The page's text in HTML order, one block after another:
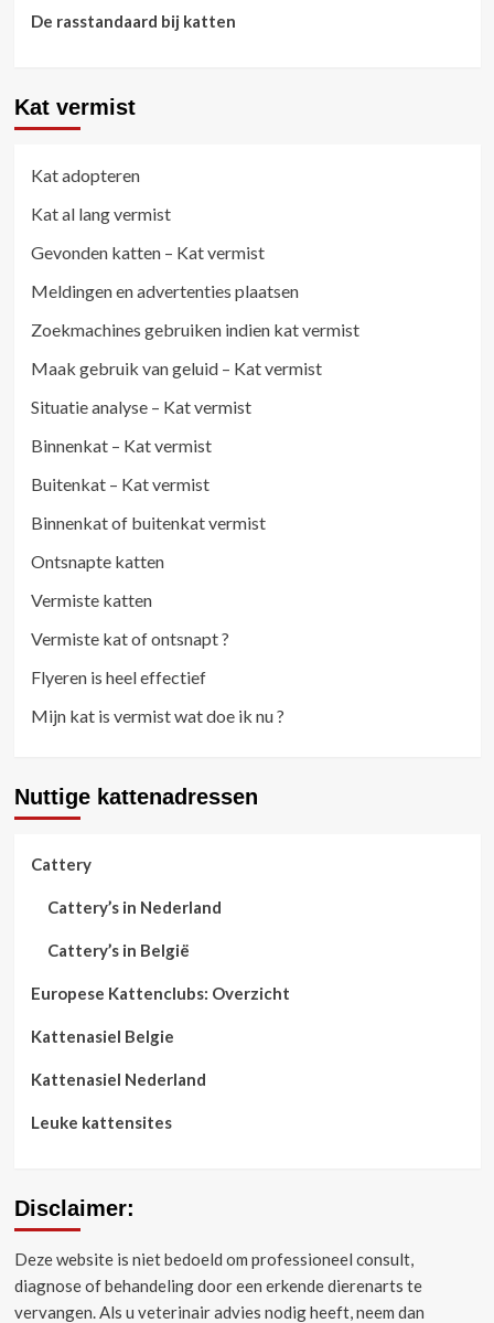
De rasstandaard bij katten
Kat vermist
Kat adopteren
Kat al lang vermist
Gevonden katten – Kat vermist
Meldingen en advertenties plaatsen
Zoekmachines gebruiken indien kat vermist
Maak gebruik van geluid – Kat vermist
Situatie analyse – Kat vermist
Binnenkat – Kat vermist
Buitenkat – Kat vermist
Binnenkat of buitenkat vermist
Ontsnapte katten
Vermiste katten
Vermiste kat of ontsnapt ?
Flyeren is heel effectief
Mijn kat is vermist wat doe ik nu ?
Nuttige kattenadressen
Cattery
Cattery’s in Nederland
Cattery’s in België
Europese Kattenclubs: Overzicht
Kattenasiel Belgie
Kattenasiel Nederland
Leuke kattensites
Disclaimer:
Deze website is niet bedoeld om professioneel consult,
diagnose of behandeling door een erkende dierenarts te
vervangen. Als u veterinair advies nodig heeft, neem dan